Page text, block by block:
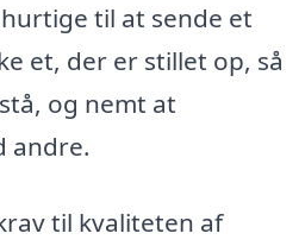
til at sende et
et, der er stillet op, så
og nemt at
andre.
til kvaliteten af